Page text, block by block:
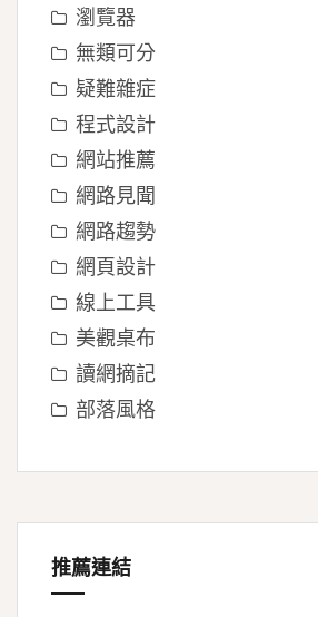
瀏覽器
無類可分
疑難雜症
程式設計
網站推薦
網路見聞
網路趨勢
網頁設計
線上工具
美觀桌布
讀網摘記
部落風格
推薦連結